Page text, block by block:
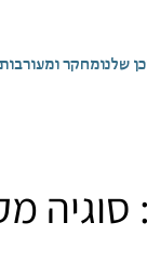
שלנומחקר ומעורבות
סוגיה